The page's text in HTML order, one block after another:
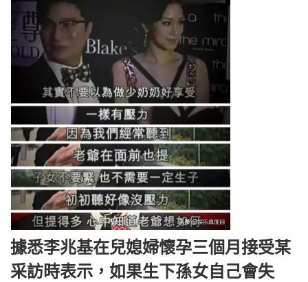
據悉李兆基在兒媳婦懷孕三個月接受某
采訪時表示，如果生下孫女自己會失